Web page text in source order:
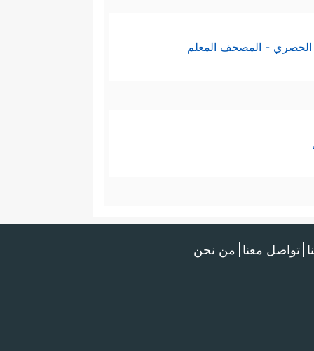
الحصري - المصحف المعلم
تواصل معنا من نحن